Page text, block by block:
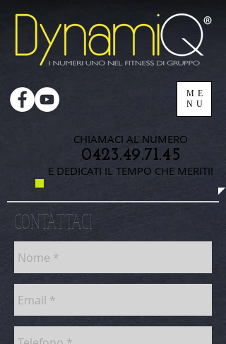
CHIAMACI AL NUMERO
0423.49.71.45
E DEDICATI IL TEMPO CHE MERITI!
ME
NU
CONTATTACI